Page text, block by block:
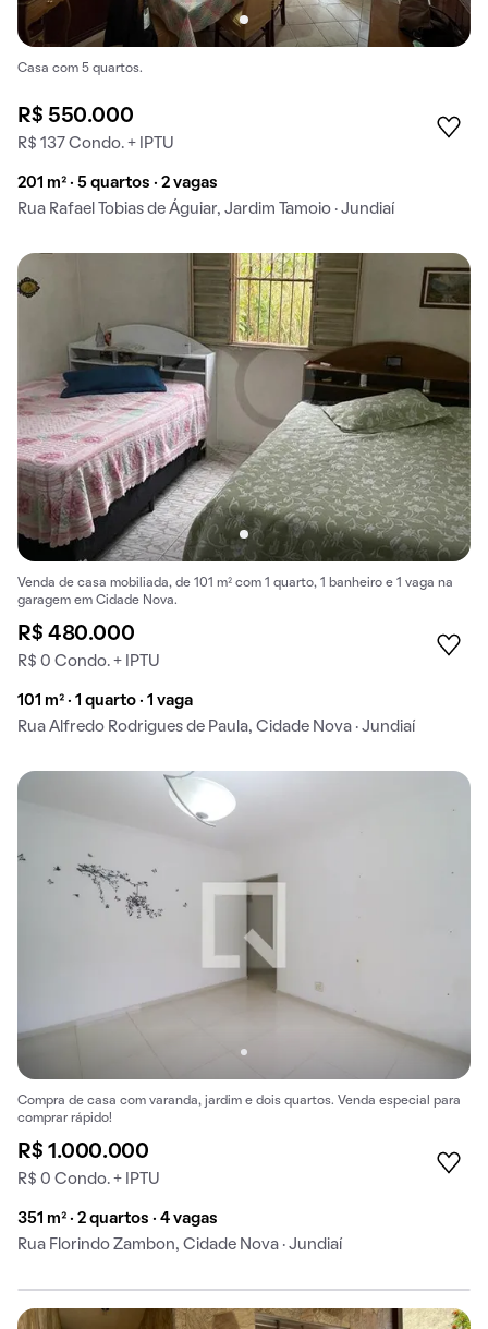
Casa com 5 quartos.
R$ 550.000
R$ 137 Condo. + IPTU
201 m² · 5 quartos · 2 vagas
Rua Rafael Tobias de Águiar, Jardim Tamoio · Jundiaí
Venda de casa mobiliada, de 101 m² com 1 quarto, 1 banheiro e 1 vaga na
garagem em Cidade Nova.
R$ 480.000
R$ 0 Condo. + IPTU
101 m² · 1 quarto · 1 vaga
Rua Alfredo Rodrigues de Paula, Cidade Nova · Jundiaí
Compra de casa com varanda, jardim e dois quartos. Venda especial para
comprar rápido!
R$ 1.000.000
R$ 0 Condo. + IPTU
351 m² · 2 quartos · 4 vagas
Rua Florindo Zambon, Cidade Nova · Jundiaí